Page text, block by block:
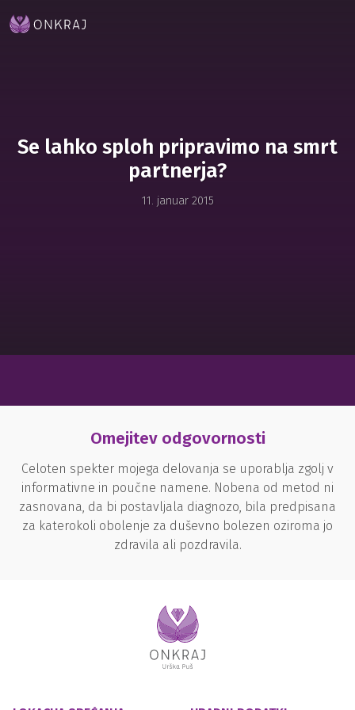
Se lahko sploh pripravimo na smrt
partnerja?
11. januar 2015
Omejitev odgovornosti
Celoten spekter mojega delovanja se uporablja zgolj v
informativne in poučne namene. Nobena od metod ni
zasnovana, da bi postavljala diagnozo, bila predpisana
za katerokoli obolenje za duševno bolezen oziroma jo
zdravila ali pozdravila.